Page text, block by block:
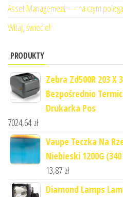
Asset Management — na czym
Witaj, świecie!
PRODUKTY
Zebra Zd500R 203
Bezpośrednio
Drukarka Pos
7024,64 zł
Vaupe Teczka Na
Niebieski 1200G
13,87 zł
Diamond Lamps